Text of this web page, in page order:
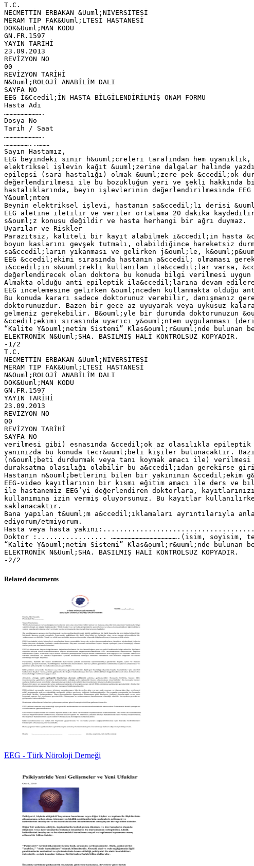
T.C.
NECMETTİN ERBAKAN &Uuml;NİVERSİTESİ
MERAM TIP FAK&Uuml;LTESİ HASTANESİ
DOK&Uuml;MAN KODU
GN.FR.1597
YAYIN TARİHİ
23.09.2013
REVİZYON NO
00
REVİZYON TARİHİ
N&Ouml;ROLOJİ ANABİLİM DALI
SAYFA NO
EEG İ&Ccedil;İN HASTA BİLGİLENDİRİLMİŞ ONAM FORMU
Hasta Adı
……………………….
Dosya No
Tarih / Saat
……………………….
………………..………
Sayın Hastamız,
EEG beyindeki sinir h&uuml;creleri tarafından hem uyanıklık,
elektriksel işlevin kağıt &uuml;zerine dalgalar halinde
epilepsi (sara hastalığı) olmak &uuml;zere pek &ccedil;ok
değerlendirilmesi ile bu bozukluğun yeri ve şekli
hastalıklarında, beyin işlevlerinin değerlendirilmesinde EEG
Y&ouml;ntem
Beynin elektriksel işlevi, hastanın sa&ccedil;lı derisi
EEG aletine iletilir ve veriler ortalama 20 dakika
s&ouml;z konusu değildir ve hasta herhangi bir ağrı duymaz.
Uyarılar ve Riskler
Parazitsiz, kaliteli bir kayıt alabilmek i&ccedil;in hasta
boyun kaslarını gevşek tutmalı, olabildiğince hareketsiz
sa&ccedil;ların yıkanması ve gelirken j&ouml;le,
EEG &ccedil;ekimi sırasında hastanın a&ccedil; olmaması
i&ccedil;in s&uuml;rekli kullanılan ila&ccedil;lar varsa,
değerlendirecek olan doktora bu konuda bilgi verilmesi
Almakta olduğu anti epileptik ila&ccedil;larına devam
EEG incelemesine gelirken &ouml;nceden kullanmakta
Bu konuda kararı sadece doktorunuz verebilir, danışmanız
doktorunuzdur. Bazen bir gece az uyuyarak veya uykusuz
gelmeniz gerekebilir. B&ouml;yle bir durumda doktorunuzun
&ccedil;ekimi sırasında uyarıcı y&ouml;ntem uygulanması
“Kalite Y&ouml;netim Sistemi” Klas&ouml;r&uuml;nde bulunan
ELEKTRONİK N&Uuml;SHA. BASILMIŞ HALİ KONTROLSUZ KOPYADIR.
-1/2
T.C.
NECMETTİN ERBAKAN &Uuml;NİVERSİTESİ
MERAM TIP FAK&Uuml;LTESİ HASTANESİ
N&Ouml;ROLOJİ ANABİLİM DALI
DOK&Uuml;MAN KODU
GN.FR.1597
YAYIN TARİHİ
23.09.2013
REVİZYON NO
00
REVİZYON TARİHİ
SAYFA NO
verilmesi gibi) esnasında &ccedil;ok az olasılıkla epileptik
yanınızda bu konuda tecr&uuml;beli kişiler bulunacaktır.
(n&ouml;beti durdurmak veya tanı koymak amacı ile) verilmesi
duraksatma olasılığı olabilir bu a&ccedil;ıdan gerekirse
Hastanın n&ouml;betlerini bilen bir yakınının &ccedil;ekim
EEG-video kayıtlarının bir kısmı eğitim amacı ile ders
ile hastanemiz EEG’yi değerlendiren doktorlara,
kullanımına izin vermiş oluyorsunuz. Bu kayıtlar
saklanacaktır.
Bana yapılan t&uuml;m a&ccedil;ıklamaları ayrıntılarıyla
ediyorum/etmiyorum.
Hasta veya hasta
Doktor :................. ………………………………………….(isim, soyisim,
“Kalite Y&ouml;netim Sistemi” Klas&ouml;r&uuml;nde bulunan
ELEKTRONİK N&Uuml;SHA. BASILMIŞ HALİ KONTROLSUZ KOPYADIR.
Related documents
EEG - Türk Nöroloji Derneği